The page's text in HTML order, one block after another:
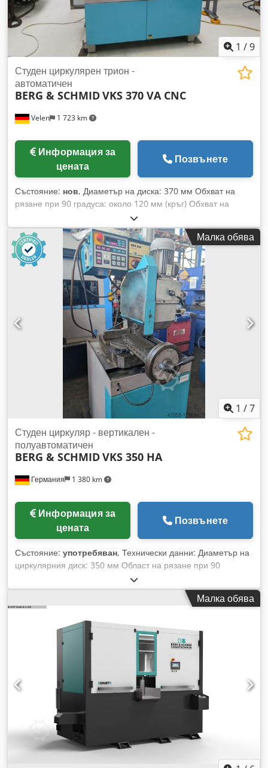
1 /9
Velen 1 723 km
Студен циркулярен трион -
автоматичен
BERG & SCHMIDVKS 370 VA CNC
Информация за
цената
Позвънете
Състояние: нов, Диаметър на диска: 370 мм Обхват на
рязане при 90 градуса: около 120 мм (кръг) Обхват на
рязане при 90 градуса: 100 мм (квадрат) Обхват на рязане
при 90 градуса: 180 x 100 мм (правоъгълник) Височина на
работната повърхност: 925 мм Обороти на диска: 17 - 70
об./мин Обща необходима мощност: 3,0 kW Необходима
площ: приблизително 1,8 x 1,1 x 2,0 м Dkodpfx Ajzlkvdehyjr
Автоматична студенотрионна машина - CNC управление -
Система за микро-разпръскване
Малка обява
1 /7
Германия 1 380 km
Студен циркуляр - вертикален -
полуавтоматичен
BERG & SCHMIDVKS 350 HA
Информация за
цената
Позвънете
Състояние: употребяван, Технически данни: Диаметър на
циркулярния диск: 350 мм Област на рязане при 90
градуса: кръгло: 110 мм Област на рязане при 90 градуса:
квадрат: 85 x 85 мм Област на рязане при 90 градуса:
плоско: 180 x 85 мм Област на рязане при 45 градуса:
градуса: квадрат, ляво/дясно: 85 x 85 / 85 x 85 мм Област
на рязане при 45 градуса: плоско, ляво/дясно: 130 x 85 /
130 x 85 мм Отвор на циркулярния диск: 40 мм Диапазон
на оборотите - безстепенно: 9 / 18 / 36 / 74 / 4-степенно
об/мин Въртяща се маса: Ø 400 мм/мин Маса, завъртаща
се +/-: 60° вдясно и 45° вляво Въздушно налягане: 7 bar
Обща необходима мощност: ок. 2,2 kW Тегло на машината:
ок. 430 кг Габаритни размери на машината: Ш: 0,7 x Д: 1,01
x В: 2,1 м Циркулярният трион е електро-хидро-
пневматичен полуавтомат, позволяващ коси срезове до 45°
наляво или 60° надясно при профили и плътни материали.
Малка обява